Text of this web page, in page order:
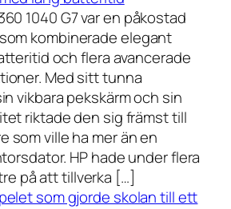
1040 G7 var en påkostad
kombinerade elegant
och flera avancerade
Med sitt tunna
vikbara pekskärm och sin
riktade den sig främst till
som ville ha mer än en
HP hade under flera
på att tillverka […]
som gjorde skolan till ett